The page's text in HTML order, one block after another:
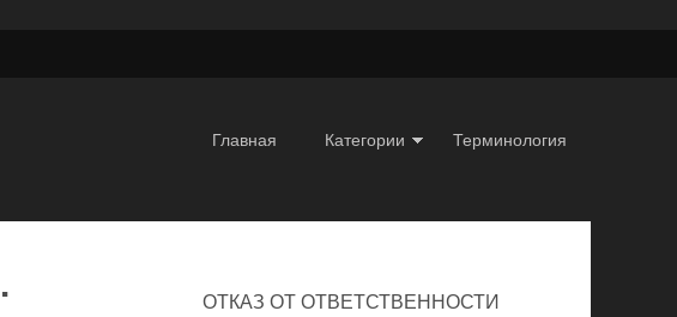
Главная Категории Терминология
ОТКАЗ ОТ ОТВЕТСТВЕННОСТИ